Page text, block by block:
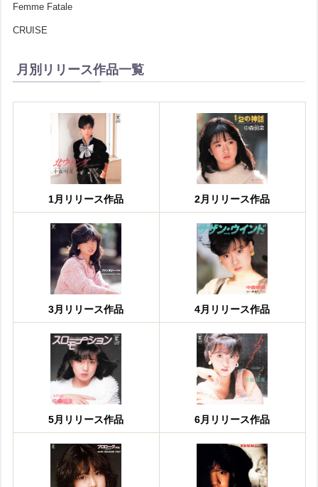
Femme Fatale
CRUISE
月別リリース作品一覧
1月リリース作品 2月リリース作品
3月リリース作品 4月リリース作品
5月リリース作品 6月リリース作品